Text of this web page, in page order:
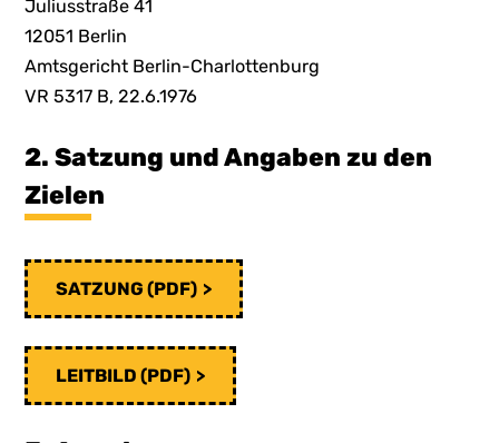
Juliusstraße 41
12051 Berlin
Amtsgericht Berlin-Charlottenburg
VR 5317 B, 22.6.1976
2. Satzung und Angaben zu den
Zielen
SATZUNG (PDF)
LEITBILD (PDF)